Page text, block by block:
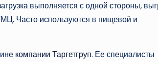
выполняется с одной стороны,
Часто используются в пищевой и
компании Таргетгруп. Ее специалисты